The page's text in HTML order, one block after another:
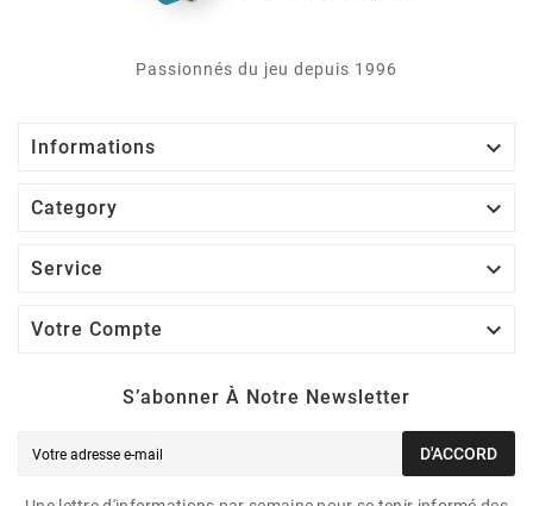
Passionnés du jeu depuis 1996
Informations 
Category 
Service 
Votre Compte 
S’abonner À Notre Newsletter
D'ACCORD